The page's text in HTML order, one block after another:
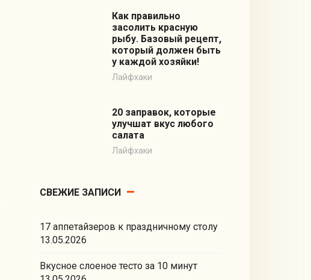
Как правильно
засолить красную
рыбу. Базовый рецепт,
который должен быть
у каждой хозяйки!
Лайфхаки
20 заправок, которые
улучшат вкус любого
салата
Лайфхаки
СВЕЖИЕ ЗАПИСИ
17 аппетайзеров к праздничному столу
13.05.2026
Вкусное слоеное тесто за 10 минут